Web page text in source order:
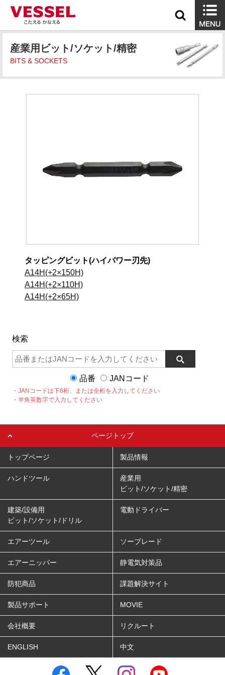
産業用ビット/ソケット/精密
BITS & SOCKETS
タッピングビット(ハイパワー刃先)
A14H(+2×150H)
A14H(+2×110H)
A14H(+2×65H)
検索
品番 JANコード
・JANコードは下6桁、または全桁を入力してください
・半角英数字で入力してください
ページトップ
トップページ 製品情報
ハンドツール
産業用
ビット/ソケット/精密
建築/設備用
ビット/ソケット/ドリル
電動ドライバー
エアーツール ソーブレード
エアーニッパー 静電気対策品
防犯商品 課題解決サイト
製品サポート MOVIE
会社概要 リクルート
ENGLISH 中文